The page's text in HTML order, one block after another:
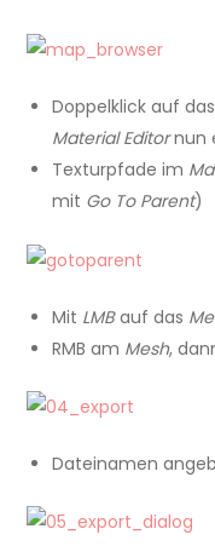
Doppelklick auf
Material Editornun
Texturpfade im
mit Go To Parent)
Mit LMBauf das
RMB am Mesh,
Dateinamen